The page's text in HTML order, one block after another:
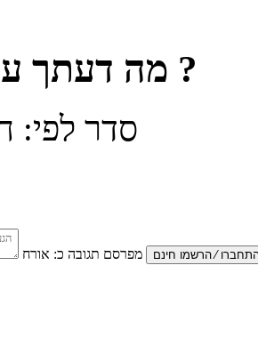
מה דעתך ?
סדר לפי:
מפרסם תגובה כ: אורח